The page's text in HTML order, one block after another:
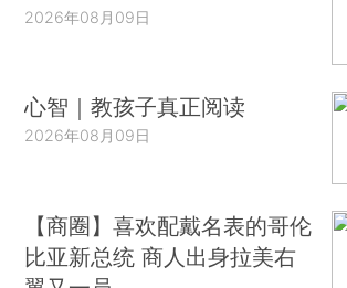
2026年08月09日
心智｜教孩子真正阅读
2026年08月09日
【商圈】喜欢配戴名表的哥伦
比亚新总统 商人出身拉美右